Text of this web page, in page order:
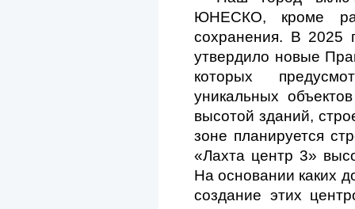
ЮНЕСКО, кроме
сохранения. В 2025
утвердило новые
которых
уникальных
высотой зданий,
зоне планируется
«Лахта центр 3»
На основании каких
создание этих